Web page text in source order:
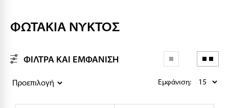
ΦΩΤΑΚΙΑ ΝΥΚΤΟΣ
ΦΙΛΤΡΑ ΚΑΙ ΕΜΦΑΝΙΣΗ
Εμφάνιση: